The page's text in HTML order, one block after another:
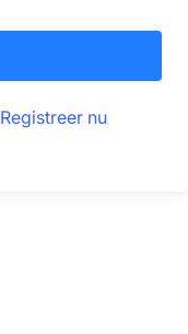
Registreer nu